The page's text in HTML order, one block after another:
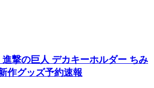
撃の巨人 デカキーホルダー ちみ
作グッズ予約速報